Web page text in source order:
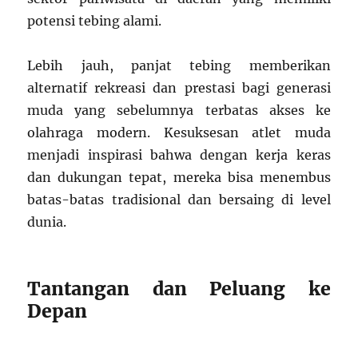
potensi tebing alami.
Lebih jauh, panjat tebing memberikan
alternatif rekreasi dan prestasi bagi generasi
muda yang sebelumnya terbatas akses ke
olahraga modern. Kesuksesan atlet muda
menjadi inspirasi bahwa dengan kerja keras
dan dukungan tepat, mereka bisa menembus
batas-batas tradisional dan bersaing di level
dunia.
Tantangan dan Peluang ke
Depan